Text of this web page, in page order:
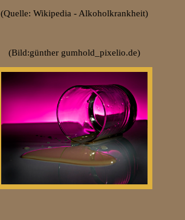
(Quelle: Wikipedia - Alkoholkrankheit)
(Bild:günther gumhold_pixelio.de)